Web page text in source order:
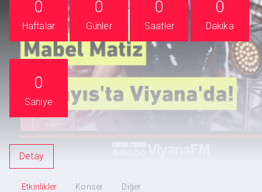
0
Haftalar
0
Günler
0
Saatler
0
Dakika
0
Saniye
Detay
Etkinlikler Konser Diğer